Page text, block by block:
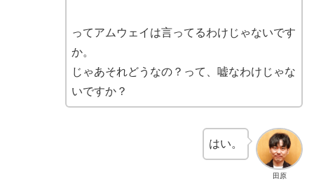
ってアムウェイは言ってるわけじゃないです
か。
じゃあそれどうなの？って、嘘なわけじゃな
いですか？
田原
はい。